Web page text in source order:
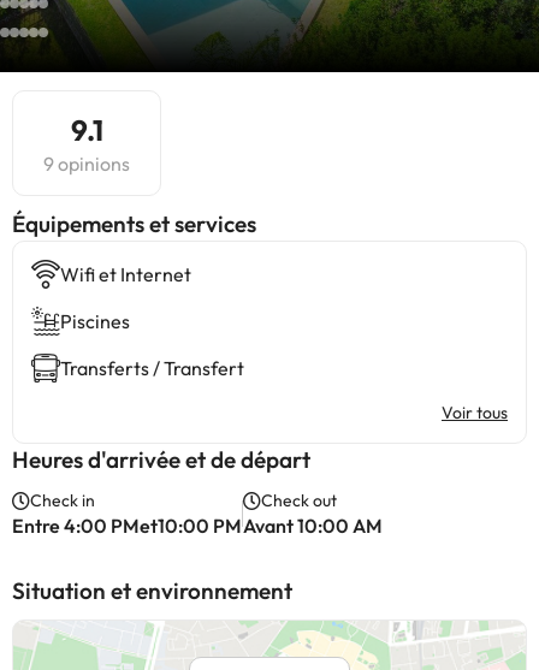
9.1
9 opinions
​Équipements et services
Wifi et Internet
Piscines
Transferts / Transfert
Voir tous
Heures d'arrivée et de départ
Check in
Entre 4:00 PMet10:00 PM
Check out
Avant 10:00 AM
Situation et environnement